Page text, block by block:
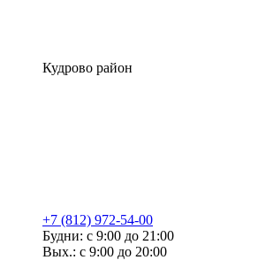
Кудрово район
+7 (812) 972-54-00
Будни: с 9:00 до 21:00
Вых.: с 9:00 до 20:00